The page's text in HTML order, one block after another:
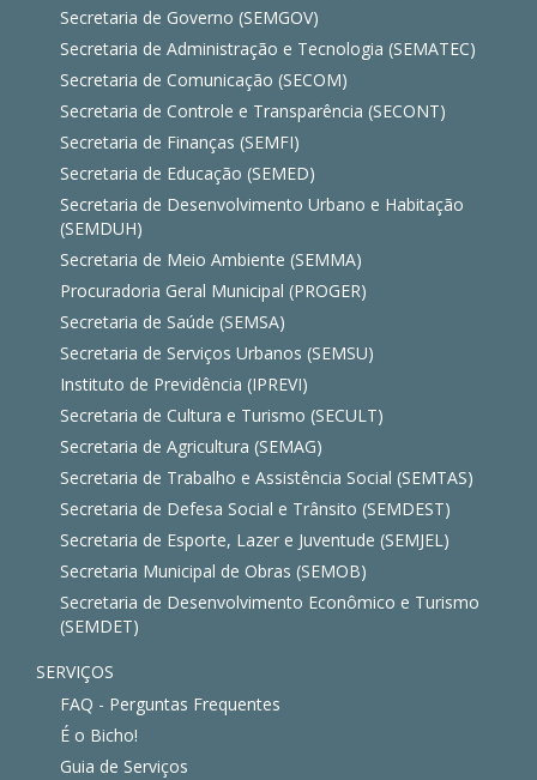
Secretaria de Governo (SEMGOV)
Secretaria de Administração e Tecnologia (SEMATEC)
Secretaria de Comunicação (SECOM)
Secretaria de Controle e Transparência (SECONT)
Secretaria de Finanças (SEMFI)
Secretaria de Educação (SEMED)
Secretaria de Desenvolvimento Urbano e Habitação
(SEMDUH)
Secretaria de Meio Ambiente (SEMMA)
Procuradoria Geral Municipal (PROGER)
Secretaria de Saúde (SEMSA)
Secretaria de Serviços Urbanos (SEMSU)
Instituto de Previdência (IPREVI)
Secretaria de Cultura e Turismo (SECULT)
Secretaria de Agricultura (SEMAG)
Secretaria de Trabalho e Assistência Social (SEMTAS)
Secretaria de Defesa Social e Trânsito (SEMDEST)
Secretaria de Esporte, Lazer e Juventude (SEMJEL)
Secretaria Municipal de Obras (SEMOB)
Secretaria de Desenvolvimento Econômico e Turismo
(SEMDET)
SERVIÇOS
FAQ - Perguntas Frequentes
É o Bicho!
Guia de Serviços